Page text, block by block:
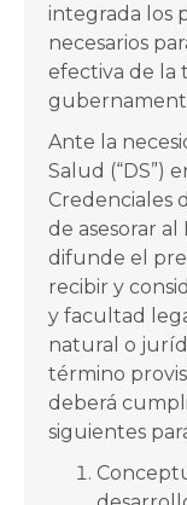
integrada los
necesarios
efectiva de la
Ante la
Salud (“DS”)
Credenciales
de asesorar
difunde el
recibir y
y facultad
natural o
término
deberá
siguientes